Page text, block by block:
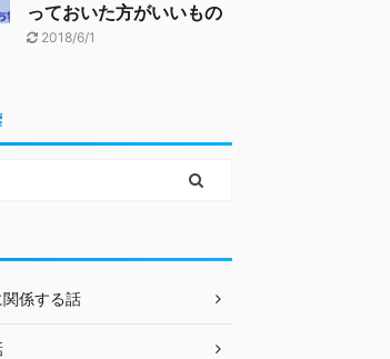
っておいた方がいいもの
2018/6/1
関係する話